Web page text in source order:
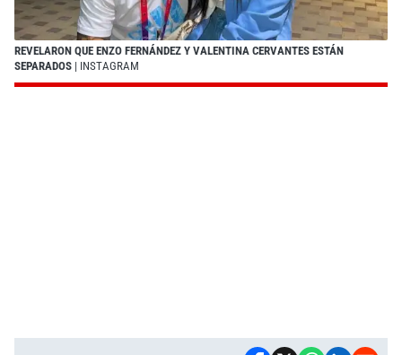
REVELARON QUE ENZO FERNÁNDEZ Y VALENTINA CERVANTES ESTÁN
SEPARADOS | INSTAGRAM